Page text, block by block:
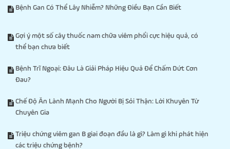
Bệnh Gan Có Thể Lây Nhiễm? Những Điều Bạn Cần Biết
Gợi ý một số cây thuốc nam chữa viêm phổi cực hiệu quả, có
thể bạn chưa biết
Bệnh Trĩ Ngoại: Đâu Là Giải Pháp Hiệu Quả Để Chấm Dứt Cơn
Đau?
Chế Độ Ăn Lành Mạnh Cho Người Bị Sỏi Thận: Lời Khuyên Từ
Chuyên Gia
Triệu chứng viêm gan B giai đoạn đầu là gì? Làm gì khi phát hiện
các triệu chứng bệnh?